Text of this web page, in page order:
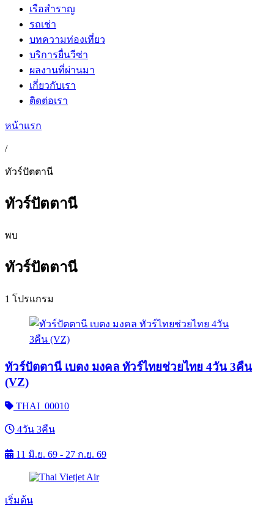
เรือสำราญ
รถเช่า
บทความท่องเที่ยว
บริการยื่นวีซ่า
ผลงานที่ผ่านมา
เกี่ยวกับเรา
ติดต่อเรา
หน้าแรก
/
ทัวร์ปัตตานี
ทัวร์ปัตตานี
พบ
ทัวร์ปัตตานี
1 โปรแกรม
ทัวร์ปัตตานี เบตง มงคล ทัวร์ไทยช่วยไทย 4วัน 3คืน
(VZ)
THAI_00010
4วัน 3คืน
11 มิ.ย. 69 - 27 ก.ย. 69
เริ่มต้น